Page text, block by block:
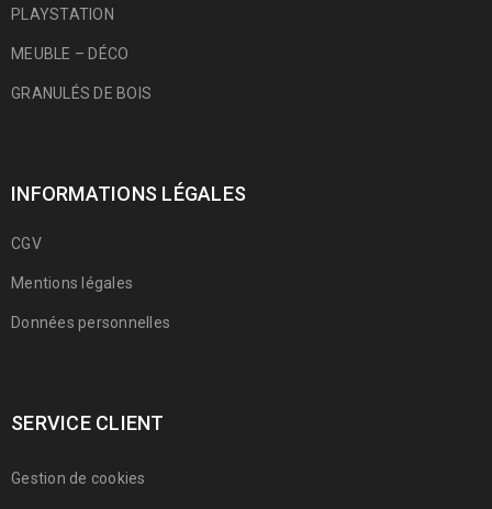
PLAYSTATION
MEUBLE – DÉCO
GRANULÉS DE BOIS
INFORMATIONS LÉGALES
CGV
Mentions légales
Données personnelles
SERVICE CLIENT
Gestion de cookies